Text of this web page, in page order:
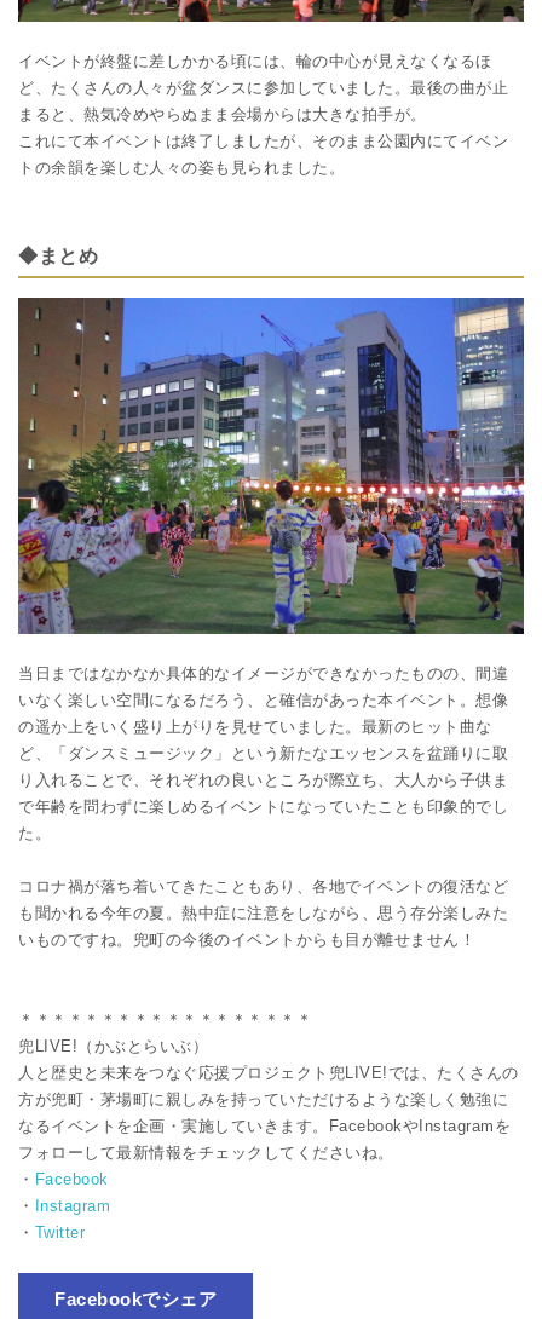
イベントが終盤に差しかかる頃には、輪の中心が見えなくなるほ
ど、たくさんの人々が盆ダンスに参加していました。最後の曲が止
まると、熱気冷めやらぬまま会場からは大きな拍手が。
これにて本イベントは終了しましたが、そのまま公園内にてイベン
トの余韻を楽しむ人々の姿も見られました。
◆まとめ
当日まではなかなか具体的なイメージができなかったものの、間違
いなく楽しい空間になるだろう、と確信があった本イベント。想像
の遥か上をいく盛り上がりを見せていました。最新のヒット曲な
ど、「ダンスミュージック」という新たなエッセンスを盆踊りに取
り入れることで、それぞれの良いところが際立ち、大人から子供ま
で年齢を問わずに楽しめるイベントになっていたことも印象的でし
た。
コロナ禍が落ち着いてきたこともあり、各地でイベントの復活など
も聞かれる今年の夏。熱中症に注意をしながら、思う存分楽しみた
いものですね。兜町の今後のイベントからも目が離せません！
＊＊＊＊＊＊＊＊＊＊＊＊＊＊＊＊＊＊
兜LIVE!（かぶとらいぶ）
人と歴史と未来をつなぐ応援プロジェクト兜LIVE!では、たくさんの
方が兜町・茅場町に親しみを持っていただけるような楽しく勉強に
なるイベントを企画・実施していきます。FacebookやInstagramを
フォローして最新情報をチェックしてくださいね。
・ Facebook
・
Instagram
・ Twitter
Facebookでシェア